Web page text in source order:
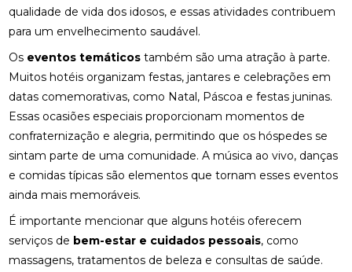
qualidade de vida dos idosos, e essas atividades contribuem
para um envelhecimento saudável.
Os eventos temáticos também são uma atração à parte.
Muitos hotéis organizam festas, jantares e celebrações em
datas comemorativas, como Natal, Páscoa e festas juninas.
Essas ocasiões especiais proporcionam momentos de
confraternização e alegria, permitindo que os hóspedes se
sintam parte de uma comunidade. A música ao vivo, danças
e comidas típicas são elementos que tornam esses eventos
ainda mais memoráveis.
É importante mencionar que alguns hotéis oferecem
serviços de bem-estar e cuidados pessoais, como
massagens, tratamentos de beleza e consultas de saúde.